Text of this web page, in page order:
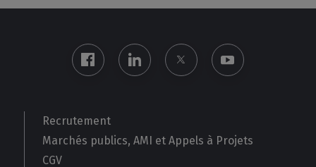
Recrutement
Marchés publics, AMI et Appels à Projets
CGV